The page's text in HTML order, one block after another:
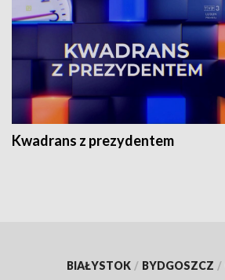
Kwadrans z prezydentem
BIAŁYSTOK / BYDGOSZCZ /